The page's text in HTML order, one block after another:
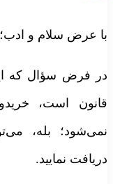
عرض سلام و ادب؛
فرض سؤال که
است،
بله،
نمایید.